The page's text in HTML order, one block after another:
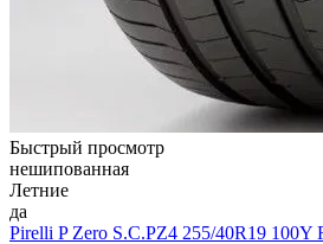
Быстрый просмотр
нешипованная
Летние
да
Pirelli P Zero S.C.PZ4 255/40R19 100Y